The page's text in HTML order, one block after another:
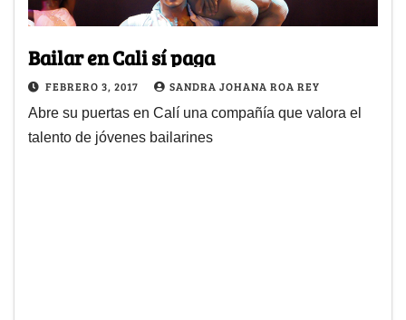
Bailar en Cali sí paga
FEBRERO 3, 2017 SANDRA JOHANA ROA REY
Abre su puertas en Calí una compañía que valora el
talento de jóvenes bailarines